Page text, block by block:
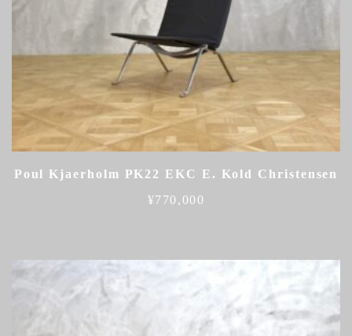
Poul Kjaerholm PK22 EKC E. Kold Christensen
¥770,000